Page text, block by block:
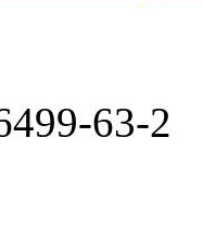
63-2